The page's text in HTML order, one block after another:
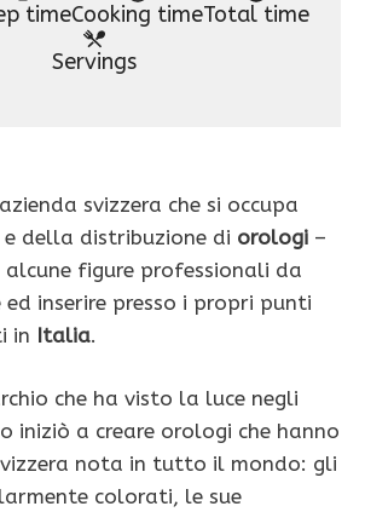
timeCooking timeTotal time
Servings
svizzera che si occupa
della distribuzione di orologi –
figure professionali da
ed inserire presso i propri punti
in Italia.
che ha visto la luce negli
iniziò a creare orologi che hanno
nota in tutto il mondo: gli
colorati, le sue